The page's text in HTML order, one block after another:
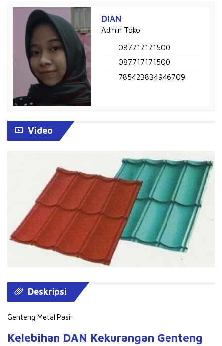
DIAN
Admin Toko
087717171500
087717171500
785423834946709
Video
Deskripsi
Genteng Metal Pasir
Kelebihan DAN Kekurangan Genteng